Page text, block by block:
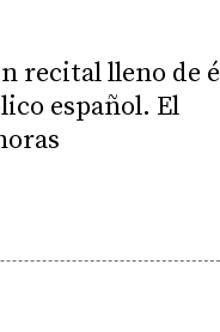
recital lleno de
español. El